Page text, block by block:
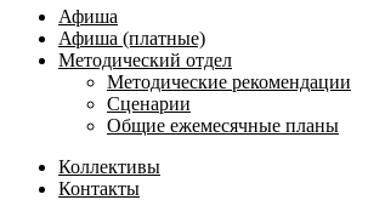
Афиша
Афиша (платные)
Методический отдел
Методические рекомендации
Сценарии
Общие ежемесячные планы
Коллективы
Контакты